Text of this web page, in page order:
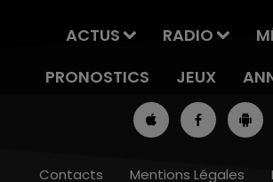
ACTUS RADIO
PRONOSTICS
JEUX
Contacts Mentions Légales